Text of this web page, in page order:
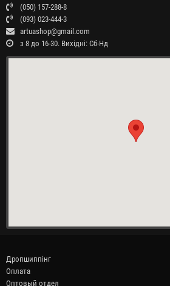
(050) 157-288-8
(093) 023-444-3
artuashop@gmail.com
з 8 до 16-30. Вихідні: Сб-Нд
Дропшиппінг
Оплата
Оптовый отдел